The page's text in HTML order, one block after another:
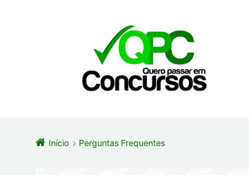
Início Perguntas Frequentes